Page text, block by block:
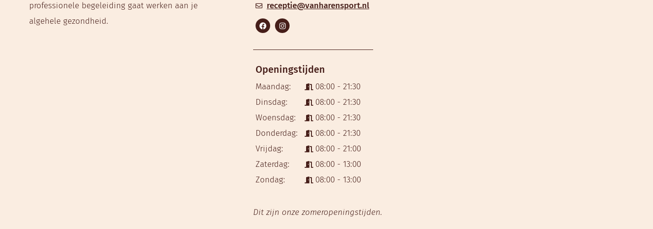
professionele begeleiding gaat werken aan je
algehele gezondheid.
receptie@vanharensport.nl
Openingstijden
Maandag:
Dinsdag:
Woensdag:
Donderdag:
Vrijdag:
Zaterdag:
Zondag:
08:00 - 21:30
08:00 - 21:30
08:00 - 21:30
08:00 - 21:30
08:00 - 21:00
08:00 - 13:00
08:00 - 13:00
Dit zijn onze zomeropeningstijden.